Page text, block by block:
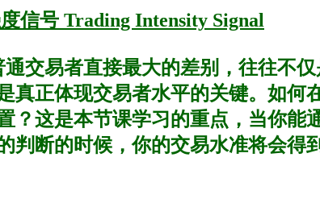
信号 Trading Intensity Signal
通交易者直接最大的差别，往往不
真正体现交易者水平的关键。如何
？这是本节课学习的重点，当你能
判断的时候，你的交易水准将会得